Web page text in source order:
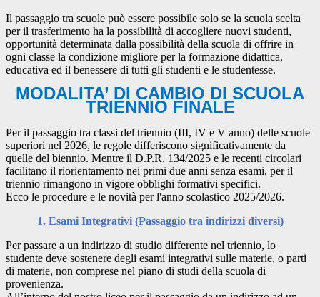
Il passaggio tra scuole può essere possibile solo se la scuola scelta
per il trasferimento ha la possibilità di accogliere nuovi studenti,
opportunità determinata dalla possibilità della scuola di offrire in
ogni classe la condizione migliore per la formazione didattica,
educativa ed il benessere di tutti gli studenti e le studentesse.
MODALITA’ DI CAMBIO DI SCUOLA
TRIENNIO FINALE
Per il passaggio tra classi del triennio (III, IV e V anno) delle scuole
superiori nel 2026, le regole differiscono significativamente da
quelle del biennio. Mentre il D.P.R. 134/2025 e le recenti circolari
facilitano il riorientamento nei primi due anni senza esami, per il
triennio rimangono in vigore obblighi formativi specifici.
Ecco le procedure e le novità per l'anno scolastico 2025/2026.
1. Esami Integrativi (Passaggio tra indirizzi diversi)
Per passare a un indirizzo di studio differente nel triennio, lo
studente deve sostenere degli esami integrativi sulle materie, o parti
di materie, non comprese nel piano di studi della scuola di
provenienza.